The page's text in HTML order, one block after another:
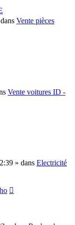
Vente pièces
Vente voitures ID -
» dans Electricité